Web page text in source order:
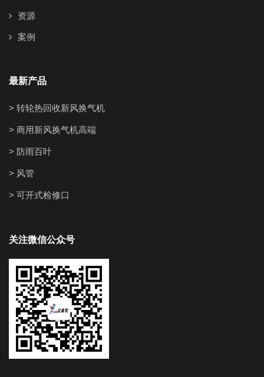
资源
案例
最新产品
> 转轮热回收新风换气机
> 商用新风换气机高端
> 防雨百叶
> 风管
> 可开式检修口
关注微信公众号